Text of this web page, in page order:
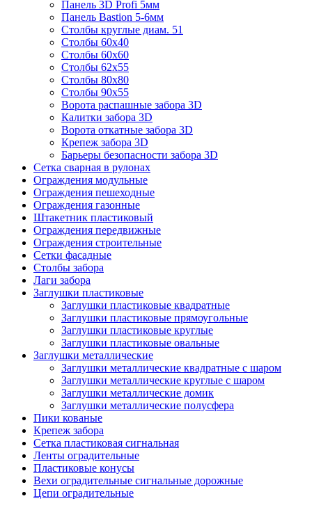
Панель 3D Profi 5мм
Панель Bastion 5-6мм
Столбы круглые диам. 51
Столбы 60х40
Столбы 60х60
Столбы 62х55
Столбы 80х80
Столбы 90х55
Ворота распашные забора 3D
Калитки забора 3D
Ворота откатные забора 3D
Крепеж забора 3D
Барьеры безопасности забора 3D
Сетка сварная в рулонах
Ограждения модульные
Ограждения пешеходные
Ограждения газонные
Штакетник пластиковый
Ограждения передвижные
Ограждения строительные
Сетки фасадные
Столбы забора
Лаги забора
Заглушки пластиковые
Заглушки пластиковые квадратные
Заглушки пластиковые прямоугольные
Заглушки пластиковые круглые
Заглушки пластиковые овальные
Заглушки металлические
Заглушки металлические квадратные с шаром
Заглушки металлические круглые с шаром
Заглушки металлические домик
Заглушки металлические полусфера
Пики кованые
Крепеж забора
Сетка пластиковая сигнальная
Ленты оградительные
Пластиковые конусы
Вехи оградительные сигнальные дорожные
Цепи оградительные